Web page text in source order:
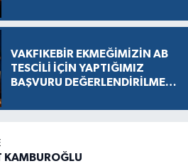
VAKFIKEBİR EKMEĞİMİZİN AB
TESCİLİ İÇİN YAPTIĞIMIZ
BAŞVURU DEĞERLENDİRİLMEK
RESMEN BAŞLADI
KAMBUROĞLU